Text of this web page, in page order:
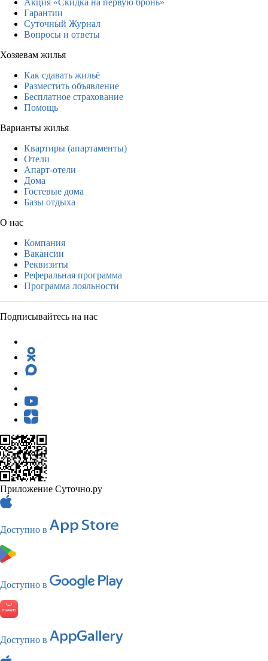
Гарантии
Суточный Журнал
Вопросы и ответы
Хозяевам жилья
Как сдавать жильё
Разместить объявление
Бесплатное страхование
Помощь
Варианты жилья
Квартиры (апартаменты)
Отели
Апарт-отели
Дома
Гостевые дома
Базы отдыха
О нас
Компания
Вакансии
Реквизиты
Реферальная программа
Программа лояльности
Подписывайтесь на нас
Приложение Суточно.ру
Доступно в
Доступно в
Доступно в